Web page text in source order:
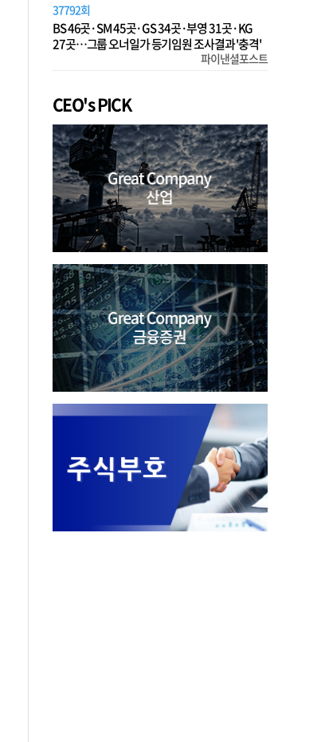
37792회
BS 46곳·SM 45곳·GS 34곳·부영 31곳·KG
27곳…그룹 오너일가 등기임원 조사결과 '충격'
파이낸셜포스트
CEO's PICK